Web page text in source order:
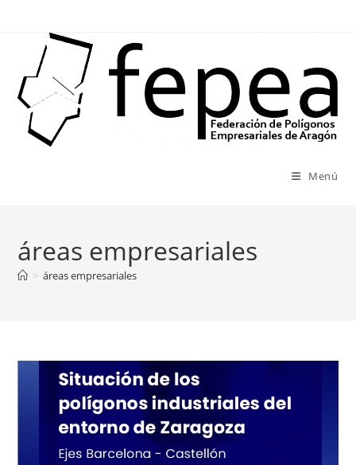
contenido
Menú
áreas empresariales
> áreas empresariales